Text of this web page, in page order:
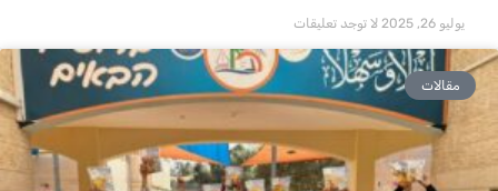
يوليو 26, 2025 لا توجد تعليقات
مقالات